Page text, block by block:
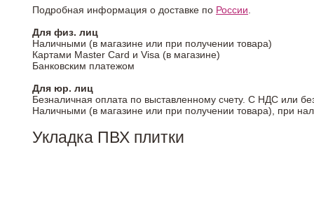
Подробная информация о доставке по России.
Для физ. лиц
Наличными (в магазине или при получении товара)
Картами Master Card и Visa (в магазине)
Банковским платежом
Для юр. лиц
Безналичная оплата по выставленному счету. С НДС или
Наличными (в магазине или при получении товара), при
Укладка ПВХ плитки